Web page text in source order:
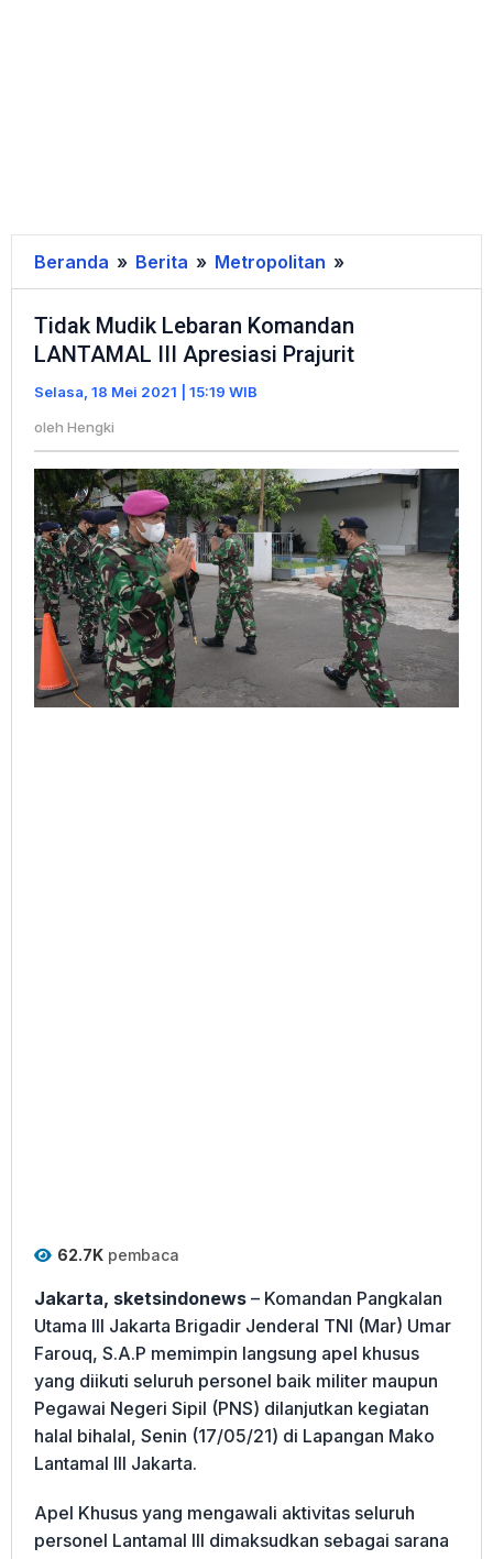
Beranda » Berita » Metropolitan »
Mudik
Lebaran
Komandan
Apresiasi
Prajurit
Tidak Mudik Lebaran Komandan
LANTAMAL III Apresiasi Prajurit
Selasa, 18 Mei 2021 | 15:19 WIB
oleh Hengki
62.7K pembaca
Jakarta, sketsindonews – Komandan Pangkalan
Utama III Jakarta Brigadir Jenderal TNI (Mar) Umar
Farouq, S.A.P memimpin langsung apel khusus
yang diikuti seluruh personel baik militer maupun
Pegawai Negeri Sipil (PNS) dilanjutkan kegiatan
halal bihalal, Senin (17/05/21) di Lapangan Mako
Lantamal III Jakarta.
Apel Khusus yang mengawali aktivitas seluruh
personel Lantamal III dimaksudkan sebagai sarana